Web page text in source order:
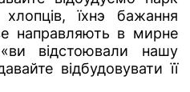
їхнэ бажання
направляють в мирне
відстоювали нашу
відбудовувати її